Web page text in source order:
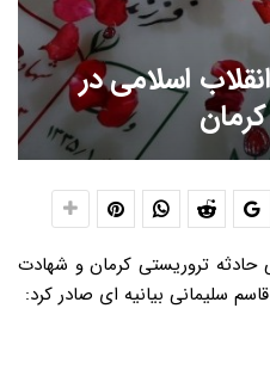
اسلامی در
حادثه تروریستی کرمان و شهادت
سلیمانی بیانیه ای صادر کرد: